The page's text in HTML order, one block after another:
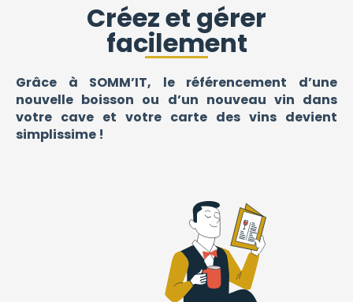
Créez et gérer
facilement
Grâce à SOMM’IT, le référencement d’une
nouvelle boisson ou d’un nouveau vin dans
votre cave et votre carte des vins devient
simplissime !